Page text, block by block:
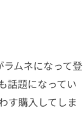
ムネになって登
話題になってい
す購入してしま